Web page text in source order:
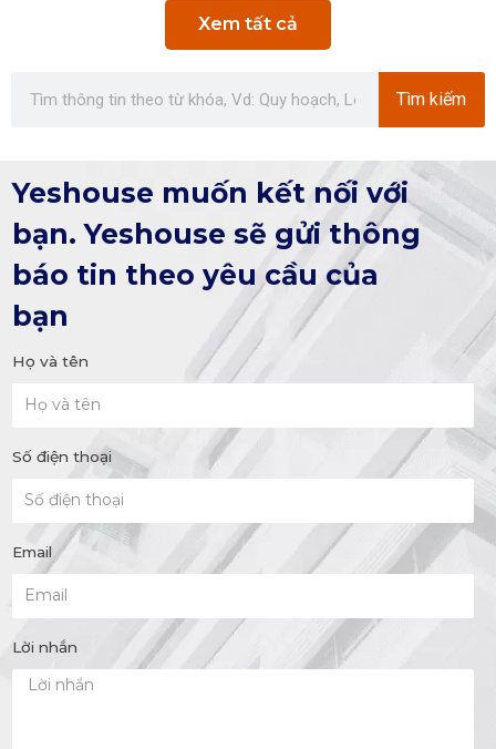
Xem tất cả
Tìm kiếm
Yeshouse muốn kết nối với
bạn. Yeshouse sẽ gửi thông
báo tin theo yêu cầu của
bạn
Họ và tên
Số điện thoại
Email
Lời nhắn